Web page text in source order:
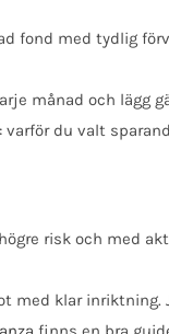
fond med tydlig
månad och lägg
du valt
risk och med
klar inriktning.